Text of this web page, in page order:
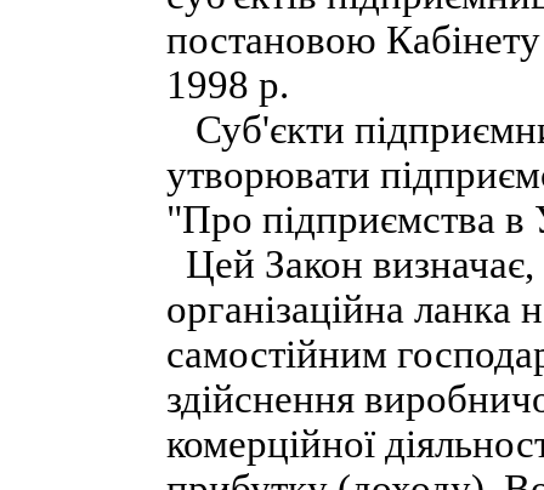
постановою Кабінету
1998 p.
Суб'єкти
утворювати
"Про підприємства в
Цей Закон
організаційна ланка
самостійним
здійснення
комерційної